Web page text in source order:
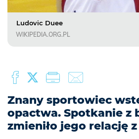
Ludovic Duee
WIKIPEDIA.ORG.PL
Znany sportowiec
opactwa. Spotkanie z
zmieniło jego relację